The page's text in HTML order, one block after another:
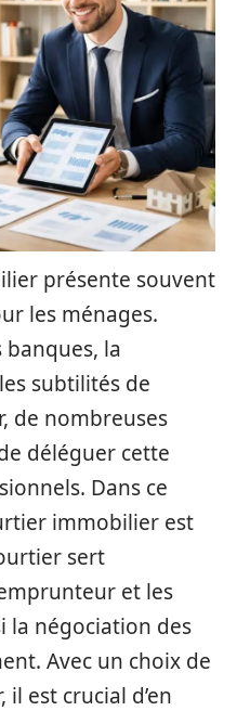
présente souvent
les ménages.
banques, la
subtilités de
de nombreuses
déléguer cette
Dans ce
immobilier est
sert
et les
la négociation des
Avec un choix de
est crucial d’en